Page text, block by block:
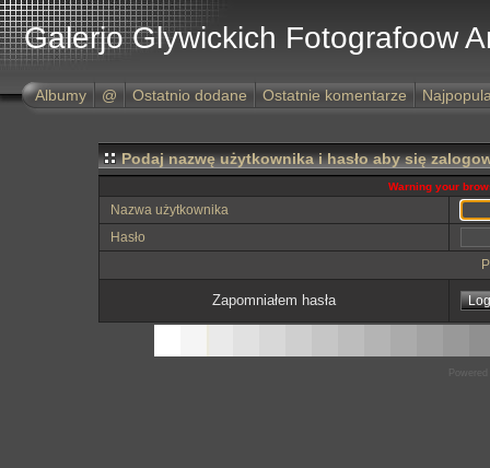
Galerjo Glywickich Fotografoow
Albumy @ Ostatnio dodane Ostatnie komentarze
Podaj nazwę użytkownika i hasło aby się
Warning your
Nazwa użytkownika
Hasło
Zapomniałem hasła